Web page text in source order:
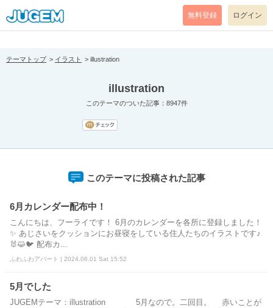
[pear_error: message="Success" code=0 mode=return level=notice
prefix="" info=""]
無料登録 ログイン
テーマトップ イラスト illustration
illustration
このテーマのついた記事：8947件
このテーマに投稿された記事
6月カレンダー配布中！
こんにちは、フーライです！ 6月のカレンダーを各所に登録しました！
✨ あじさいをクッションにお昼寝をしている住人たちのイラストです♪
🐰😺🐦 配布カ...
ふわふわアパート | 2024.06.01 Sat 15:52
5月でした
JUGEMテーマ：illustration 5月なので。二回目。 赤いことが